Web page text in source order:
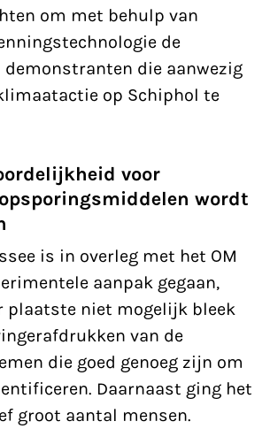
om met behulp van
de
die aanwezig
op Schiphol te
voor
wordt
is in overleg met het OM
aanpak gegaan,
plaatste niet mogelijk bleek
van de
die goed genoeg zijn om
Daarnaast ging het
groot aantal mensen.